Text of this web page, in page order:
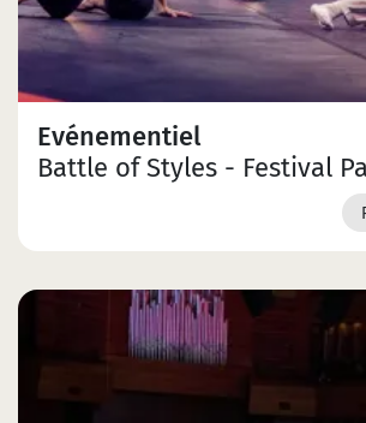
Evénementiel
Battle of Styles - Festival